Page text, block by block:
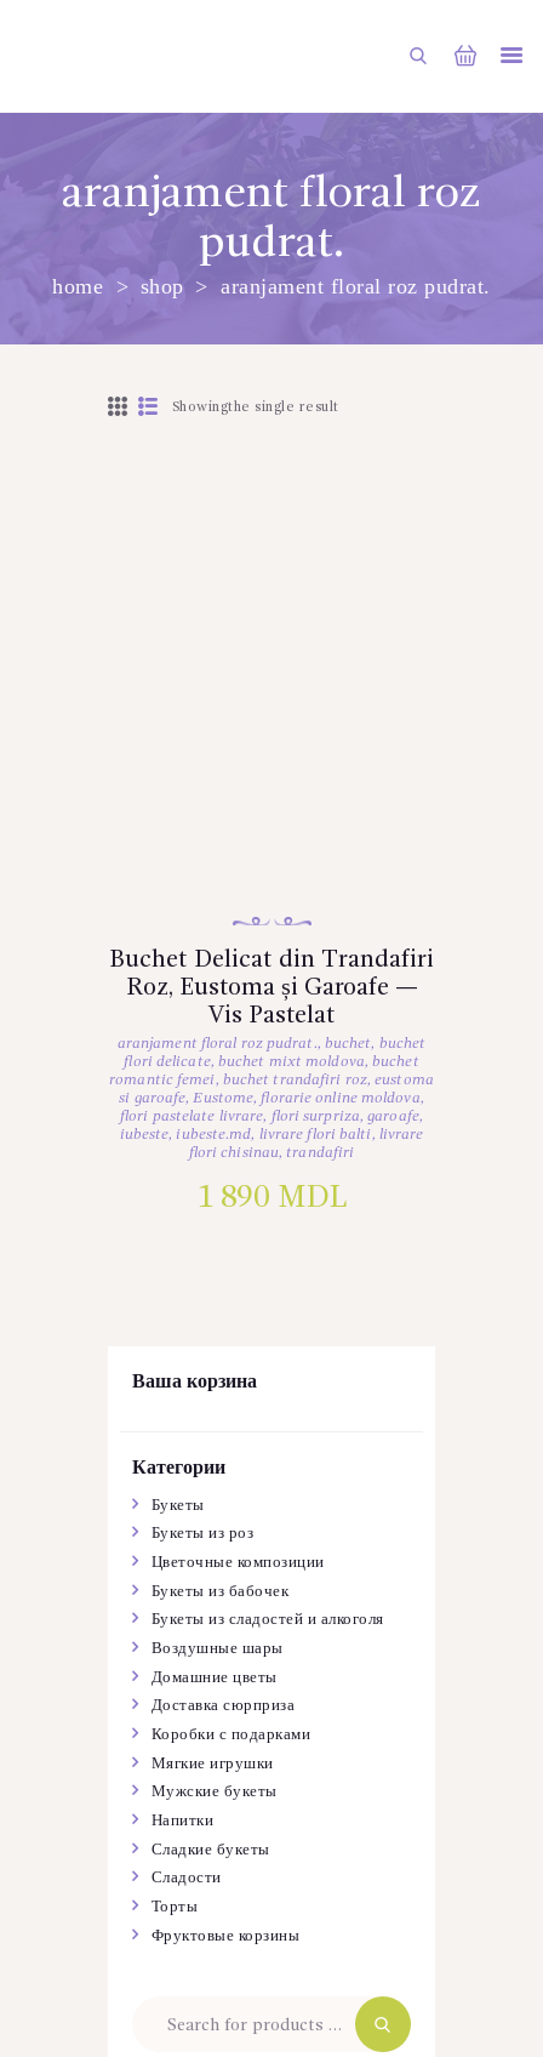
aranjament floral roz
pudrat.
home shop aranjament floral roz pudrat.
ГЛАВНАЯ
МАГАЗИН
Showingthe single result
Buchet Delicat din Trandafiri
Roz, Eustoma și Garoafe —
Vis Pastelat
aranjament floral roz pudrat., buchet, buchet
flori delicate, buchet mixt moldova,buchet
romantic femei, buchet trandafiri roz,eustoma
si garoafe,Eustome, florarie online moldova,
flori pastelate livrare, flori surpriza,garoafe,
iubeste, iubeste.md, livrare flori balti, livrare
flori chisinau, trandafiri
1 890 MDL
Ваша корзина
Категории
Букеты
Букеты из роз
Цветочные композиции
Букеты из бабочек
Букеты из сладостей и алкоголя
Воздушные шары
Домашние цветы
Доставка сюрприза
Коробки с подарками
Мягкие игрушки
Мужские букеты
Напитки
Сладкие букеты
Сладости
Торты
Фруктовые корзины